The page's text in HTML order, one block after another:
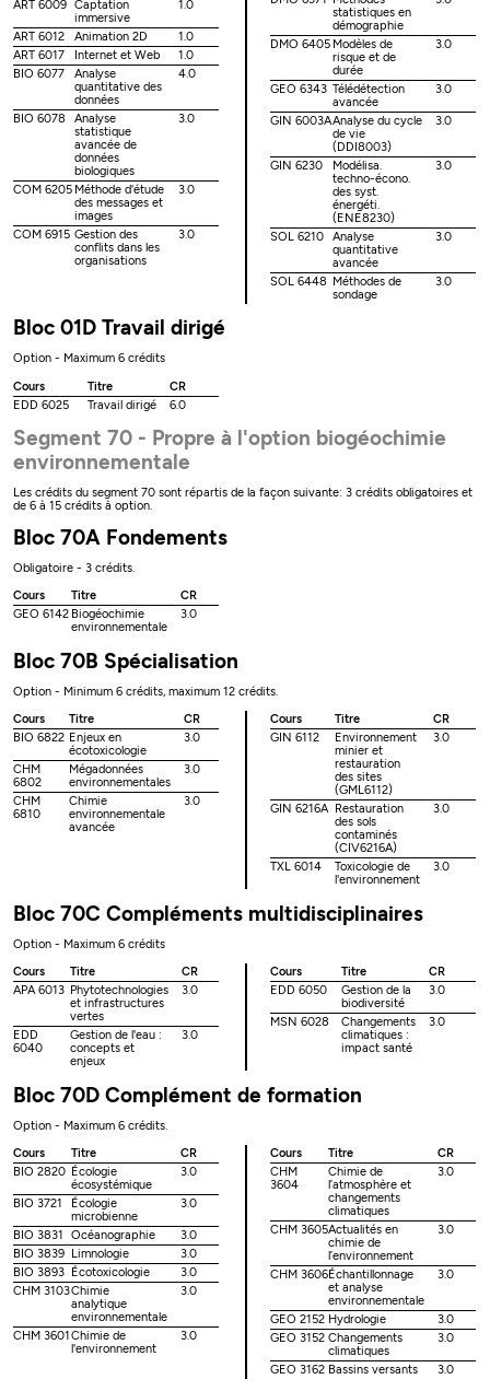
ART 6009 Captation
immersive
1.0
ART 6012 Animation 2D
1.0
ART 6017
Internet et Web
1.0
BIO 6077
Analyse
quantitative des
données
4.0
BIO 6078
Analyse
statistique
avancée de
données
biologiques
3.0
COM 6205 Méthode d'étude
des messages et
images
3.0
COM 6915 Gestion des
conflits dans les
organisations
3.0
statistiques en
démographie
DMO 6405 Modèles de
risque et de
durée
3.0
GEO 6343 Télédétection
avancée
3.0
GIN 6003AAnalyse du cycle
de vie
(DDI8003)
3.0
GIN 6230
Modélisa.
techno-écono.
des syst.
énergéti.
(ENE8230)
3.0
SOL 6210
Analyse
quantitative
avancée
3.0
SOL 6448 Méthodes de
sondage
3.0
Bloc 01D Travail dirigé
Option - Maximum 6 crédits
Cours
Titre
CR
EDD 6025
Travail dirigé 6.0
Segment 70 - Propre à l'option biogéochimie
environnementale
Les crédits du segment 70 sont répartis de la façon suivante: 3 crédits obligatoires et
de 6 à 15 crédits à option.
Bloc 70A Fondements
Obligatoire - 3 crédits.
Cours
Titre
CR
GEO 6142 Biogéochimie
environnementale
3.0
Bloc 70B Spécialisation
Option - Minimum 6 crédits, maximum 12 crédits.
Cours
Titre
CR
BIO 6822 Enjeux en
écotoxicologie
3.0
CHM
6802
Mégadonnées
environnementales
3.0
CHM
6810
Chimie
environnementale
avancée
3.0
Cours Titre
CR
GIN 6112
Environnement
minier et
restauration
des sites
(GML6112)
3.0
GIN 6216A
Restauration
des sols
contaminés
(CIV6216A)
3.0
TXL 6014
Toxicologie de
l'environnement
3.0
Bloc 70C Compléments multidisciplinaires
Option - Maximum 6 crédits
Cours
Titre
CR
APA 6013 Phytotechnologies
et infrastructures
vertes
3.0
EDD
6040
Gestion de l'eau :
concepts et
enjeux
3.0
Cours Titre
CR
EDD 6050
Gestion de la
biodiversité
3.0
MSN 6028
Changements
climatiques :
impact santé
3.0
Bloc 70D Complément de formation
Option - Maximum 6 crédits.
Cours
Titre
CR
BIO 2820 Écologie
écosystémique
3.0
BIO 3721
Écologie
microbienne
3.0
BIO 3831 Océanographie
3.0
BIO 3839
Limnologie
3.0
BIO 3893
Écotoxicologie
3.0
CHM 3103Chimie
analytique
environnementale
3.0
CHM 3601 Chimie de
l'environnement
3.0
Cours Titre
CR
CHM
3604
Chimie de
l’atmosphère et
changements
climatiques
3.0
CHM 3605Actualités en
chimie de
l’environnement
3.0
CHM 3606Échantillonnage
et analyse
environnementale
3.0
GEO 2152 Hydrologie
3.0
GEO 3152 Changements
climatiques
3.0
GEO 3162 Bassins versants 3.0